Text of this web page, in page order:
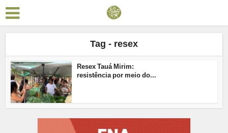
Tag - resex
Resex Tauá Mirim:
resistência por meio do...